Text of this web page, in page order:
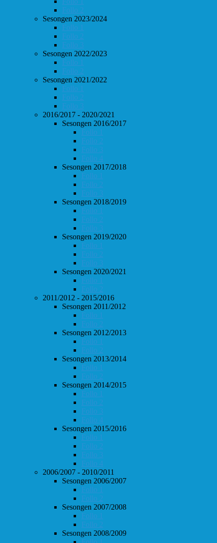
Follo 2
Sesongen 2023/2024
Follo 1
Follo 2
Follo 3
Sesongen 2022/2023
Follo 1
Follo 2
Sesongen 2021/2022
Follo 1
Follo 2
Follo 3
2016/2017 - 2020/2021
Sesongen 2016/2017
Follo 1
Follo 2
Follo 3
Follo 4
Sesongen 2017/2018
Follo 1
Follo 2
Follo 3
Sesongen 2018/2019
Follo 1
Follo 2
Follo 3
Sesongen 2019/2020
Follo 1
Follo 2
Follo 3
Sesongen 2020/2021
Follo 1
Follo 2
2011/2012 - 2015/2016
Sesongen 2011/2012
Follo 1
Follo 2
Sesongen 2012/2013
Follo 1
Follo 2
Sesongen 2013/2014
Follo 1
Follo 2
Sesongen 2014/2015
Follo 1
Follo 2
Follo 3
Follo 4
Sesongen 2015/2016
Follo 1
Follo 2
Follo 3
Follo 4
2006/2007 - 2010/2011
Sesongen 2006/2007
Follo 1
Follo 2
Sesongen 2007/2008
Follo 1
Follo 2
Sesongen 2008/2009